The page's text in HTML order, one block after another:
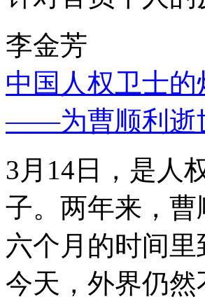
李金芳
中国人权卫士的
——为曹顺利逝
3月14日，是人
子。两年来，
六个月的时间
今天，外界仍